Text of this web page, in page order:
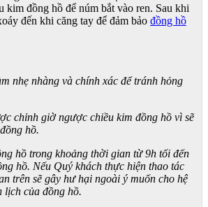
kim đồng hồ để núm bắt vào ren. Sau khi
đến khi căng tay để đảm bảo đồng hồ
nhẹ nhàng và chính xác để tránh hỏng
chỉnh giờ ngược chiều kim đồng hồ vì sẽ
hồ.
hồ trong khoảng thời gian từ 9h tối đến
hồ. Nếu Quý khách thực hiện thao tác
trên sẽ gây hư hại ngoài ý muốn cho hệ
lịch của đồng hồ.